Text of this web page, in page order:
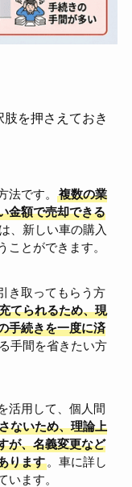
を押さえておき
法です。複数の業
金額で売却できる
、新しい車の購入
ことができます。
き取ってもらう方
てられるため、現
手続きを一度に済
手間を省きたい方
活用して、個人間
ないため、理論上
が、名義変更など
ります 。車に詳し
います。